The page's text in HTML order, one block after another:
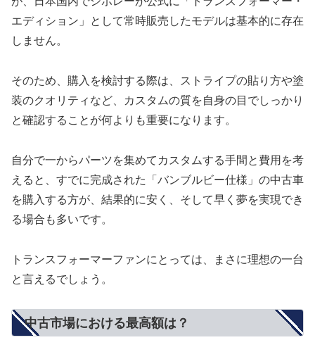
エディション」として常時販売したモデルは基本的に存在
しません。
そのため、購入を検討する際は、ストライプの貼り方や塗
装のクオリティなど、カスタムの質を自身の目でしっかり
と確認することが何よりも重要になります。
自分で一からパーツを集めてカスタムする手間と費用を考
えると、すでに完成された「バンブルビー仕様」の中古車
を購入する方が、結果的に安く、そして早く夢を実現でき
る場合も多いです。
トランスフォーマーファンにとっては、まさに理想の一台
と言えるでしょう。
中古市場における最高額は？